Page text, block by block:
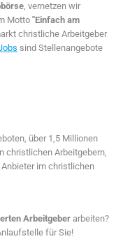
, vernetzen wir
Motto "Einfach am
christliche Arbeitgeber
sind Stellenangebote
über 1,5 Millionen
christlichen Arbeitgebern,
im christlichen
Arbeitgeber arbeiten?
für Sie!